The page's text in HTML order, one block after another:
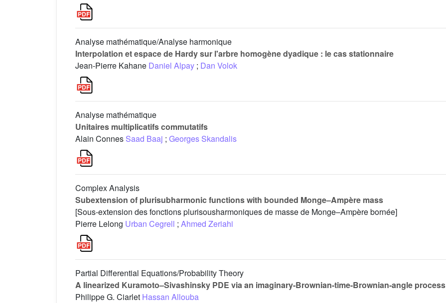
Analyse mathématique/Analyse harmonique
Interpolation et espace de Hardy sur l'arbre homogène dyadique : le cas stationnaire
Jean-Pierre Kahane Daniel Alpay ; Dan Volok
Analyse mathématique
Unitaires multiplicatifs commutatifs
Alain Connes Saad Baaj ; Georges Skandalis
Complex Analysis
Subextension of plurisubharmonic functions with bounded Monge–Ampère mass
[Sous-extension des fonctions plurisousharmoniques de masse de Monge–Ampère bornée]
Pierre Lelong Urban Cegrell ; Ahmed Zeriahi
Partial Differential Equations/Probability Theory
A linearized Kuramoto–Sivashinsky PDE via an imaginary-Brownian-time-Brownian-angle process
Philippe G. Ciarlet Hassan Allouba